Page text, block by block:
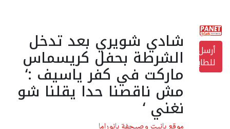
أرسل
للطابعة
شادي شويري بعد تدخل
الشرطة بحفل كريسماس
ماركت في كفر ياسيف :‘
مش ناقصنا حدا يقلنا شو
نغني ‘